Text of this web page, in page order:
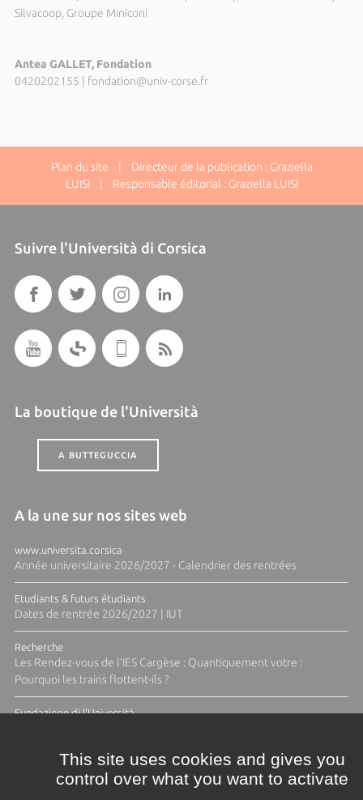
Silvacoop, Groupe Miniconi
Antea GALLET, Fondation
0420202155
fondation@univ-corse.fr
Plan du site | Directeur de la publication : Graziella
LUISI | Responsable éditorial : Graziella LUISI
Suivre l'Università di Corsica
La boutique de l'Università
A BUTTEGUCCIA
A la une sur nos sites web
www.universita.corsica
Année universitaire 2026/2027 - Calendrier des rentrées
Etudiants & futurs étudiants
Dates de rentrée 2026/2027 | IUT
Recherche
Les Rendez-vous de l'IES Cargèse : Quantiquement votre :
Pourquoi les trains flottent-ils ?
Fundazione di l'Università
This site uses cookies and gives you
control over what you want to activate